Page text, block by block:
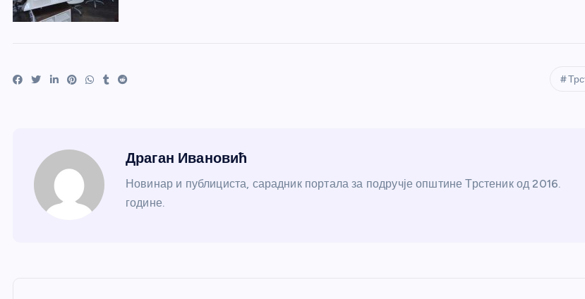
Драган Ивановић
Новинар и публициста, сарадник портала за подручје општине Трстеник од 2016.
године.